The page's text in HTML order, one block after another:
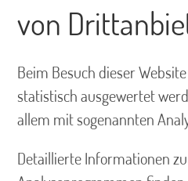
von
Beim Besuch dieser
statistisch ausgewertet
allem mit sogenannten
Detaillierte Informationen